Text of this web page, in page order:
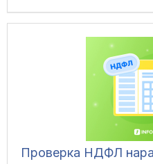
Проверка НДФЛ